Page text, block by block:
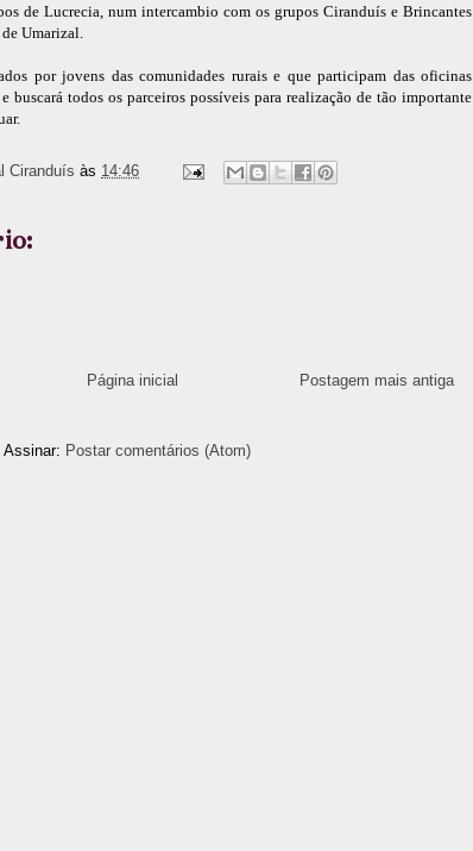
de Lucrecia, num intercambio com os grupos Ciranduís e Brincantes
Umarizal.
por jovens das comunidades rurais e que participam das oficinas
buscará todos os parceiros possíveis para realização de tão importante
Ciranduís às 14:46
Postagem mais antiga
Página inicial
Assinar: Postar comentários (Atom)